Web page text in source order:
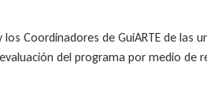
los Coordinadores de GuiARTE de las
del programa por medio de